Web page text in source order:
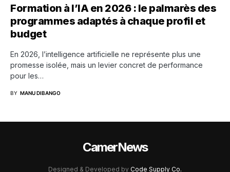
Formation à l’IA en 2026 : le palmarès des
programmes adaptés à chaque profil et
budget
En 2026, l’intelligence artificielle ne représente plus une
promesse isolée, mais un levier concret de performance
pour les…
BY MANU DIBANGO
CamerNews
Designed & Developed by Code Supply Co.